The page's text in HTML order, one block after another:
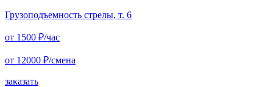
Грузоподъемность стрелы, т. 6
от 1500 ₽/час
от 12000 ₽/смена
заказать